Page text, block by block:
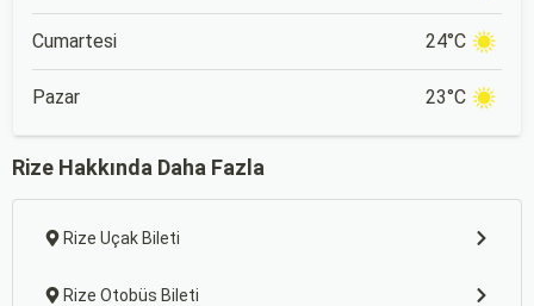
Cumartesi 24°C
Pazar 23°C
Rize Hakkında Daha Fazla
Rize Uçak Bileti
Rize Otobüs Bileti